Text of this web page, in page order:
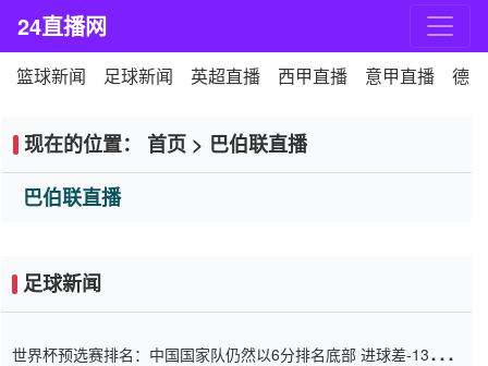
24直播网
篮球新闻 足球新闻 英超直播 西甲直播 意甲直播 德
现在的位置： 首页 > 巴伯联直播
巴伯联直播
足球新闻
世界杯预选赛排名：中国国家队仍然以6分排名底部 进球差-13令人